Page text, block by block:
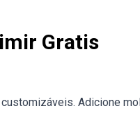
Gratis
Adicione